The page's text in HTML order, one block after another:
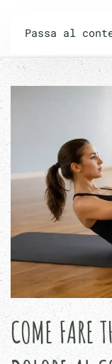
Passa al
PILATES PLUS
COME FARE